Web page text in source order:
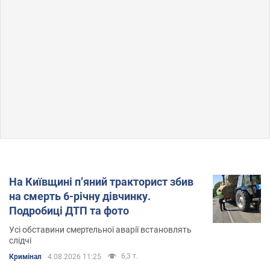
На Київщині п’яний тракторист збив
на смерть 6-річну дівчинку.
Подробиці ДТП та фото
Усі обставини смертельної аварії встановлять
слідчі
Кримінал 4.08.2026 11:25 6,3 т.